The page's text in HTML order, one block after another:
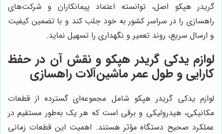
گريدر هپكو اصل، توانسته اعتماد پیمانکاران و شرکت‌های
راهسازی را در سراسر کشور به خود جلب کند و با تضمین کیفیت
و ارسال سریع، روند تعمیر و نگهداری را تسهیل نماید.
لوازم يدكى گريدر هپكو و نقش آن در حفظ
کارایی و طول عمر ماشین‌آلات راهسازی
لوازم يدكى گريدر هپكو شامل مجموعه‌ای گسترده از قطعات
مکانیکی، هیدرولیکی و برقی است که هر یک به‌طور مستقیم در
عملکرد صحیح دستگاه مؤثر هستند. اهمیت این قطعات زمانی